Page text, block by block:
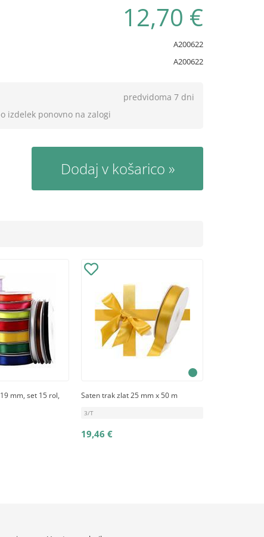
12,70 €
A200622
A200622
predvidoma 7 dni
izdelek ponovno na zalogi
Dodaj v košarico
mm, set 15 rol,
Saten trak zlat 25 mm x 50 m
3/T
19,46 €